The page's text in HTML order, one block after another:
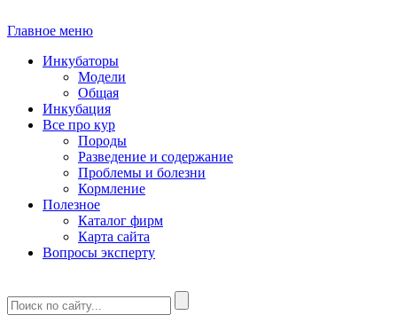
Главное меню
Инкубаторы
Модели
Общая
Инкубация
Все про кур
Породы
Разведение и содержание
Проблемы и болезни
Кормление
Полезное
Каталог фирм
Карта сайта
Вопросы эксперту